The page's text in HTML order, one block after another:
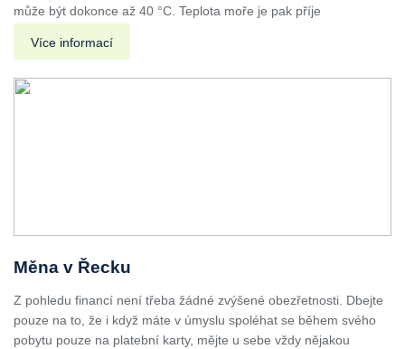
může být dokonce až 40 °C. Teplota moře je pak příje
Více informací
Měna v Řecku
Z pohledu financí není třeba žádné zvýšené obezřetnosti. Dbejte
pouze na to, že i když máte v úmyslu spoléhat se během svého
pobytu pouze na platební karty, mějte u sebe vždy nějakou